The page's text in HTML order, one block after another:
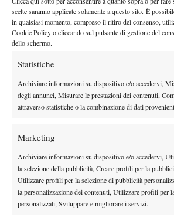
scelte saranno applicate solamente a questo sito. È
in qualsiasi momento, compreso il ritiro del consenso,
Cookie Policy o cliccando sul pulsante di gestione del
dello schermo.
Statistiche
Archiviare informazioni su dispositivo e/o accedervi,
degli annunci, Misurare le prestazioni dei contenuti,
attraverso statistiche o la combinazione di dati
Marketing
Archiviare informazioni su dispositivo e/o accedervi,
la selezione della pubblicità, Creare profili per la
Utilizzare profili per la selezione di pubblicità
la personalizzazione dei contenuti, Utilizzare profili per
personalizzati, Sviluppare e migliorare i servizi.
Sergio Pastena
X
Youtube